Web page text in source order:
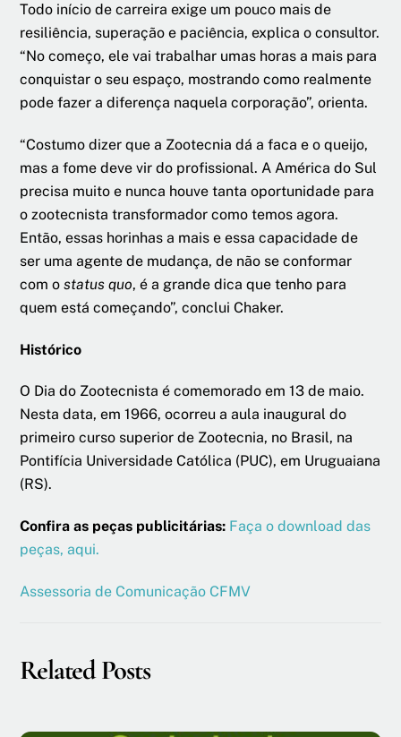
Todo início de carreira exige um pouco mais de
resiliência, superação e paciência, explica o consultor.
“No começo, ele vai trabalhar umas horas a mais para
conquistar o seu espaço, mostrando como realmente
pode fazer a diferença naquela corporação”, orienta.
“Costumo dizer que a Zootecnia dá a faca e o queijo,
mas a fome deve vir do profissional. A América do Sul
precisa muito e nunca houve tanta oportunidade para
o zootecnista transformador como temos agora.
Então, essas horinhas a mais e essa capacidade de
ser uma agente de mudança, de não se conformar
com ostatus quo, é a grande dica que tenho para
quem está começando”, conclui Chaker.
Histórico
O Dia do Zootecnista é comemorado em 13 de maio.
Nesta data, em 1966, ocorreu a aula inaugural do
primeiro curso superior de Zootecnia, no Brasil, na
Pontifícia Universidade Católica (PUC), em Uruguaiana
(RS).
Confira as peças publicitárias: Faça o download das
peças, aqui.
Assessoria de Comunicação CFMV
Related Posts